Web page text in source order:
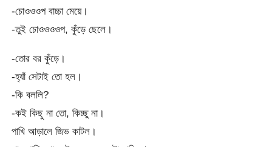
-চোওওওপ বাচ্চা মেয়ে।
-তুই চোওওওওপ, কুঁড়ে ছেলে।
-তোর বর কুঁড়ে।
-হ্যাঁ সেটাই তো হল।
-কি বললি?
-কই কিছু না তো, কিচ্ছু না।
পাখি আড়ালে জিভ কাটল।